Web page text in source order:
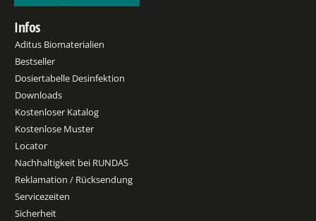
Infos
Aditus Biomaterialien
Bestseller
Dosiertabelle Desinfektion
Downloads
Kostenloser Katalog
Kostenlose Muster
Locator
Nachhaltigkeit bei RUNDAS
Reklamation / Rücksendung
Servicezeiten
Sicherheit